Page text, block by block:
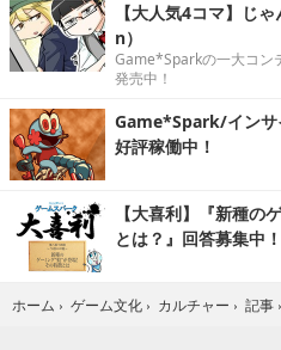
【大人気4コマ】じ
n）
Game*Sparkの一大コン
発売中！
Game*Spark/インサ
好評稼働中！
【大喜利】『新種の
とは？』回答募集中！
ホーム › ゲーム文化 › カルチャー › 記事 ›